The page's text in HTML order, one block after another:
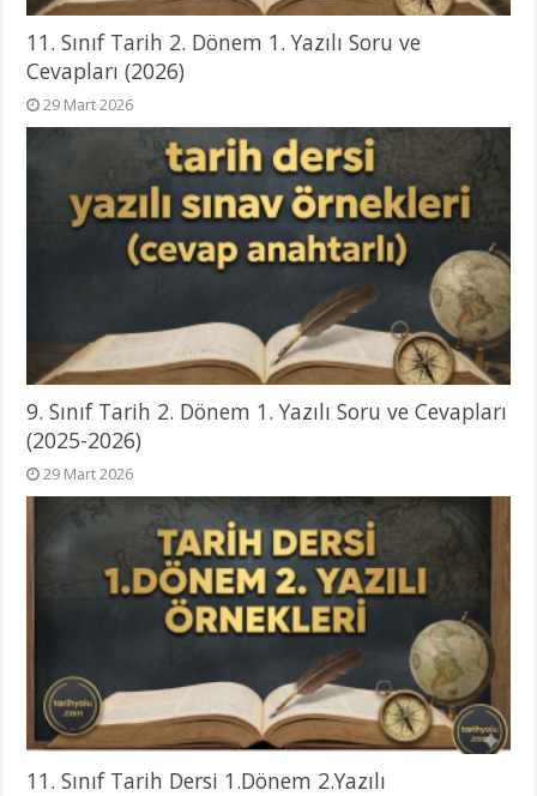
11. Sınıf Tarih 2. Dönem 1. Yazılı Soru ve
Cevapları (2026)
29 Mart 2026
9. Sınıf Tarih 2. Dönem 1. Yazılı Soru ve Cevapları
(2025-2026)
29 Mart 2026
11. Sınıf Tarih Dersi 1.Dönem 2.Yazılı